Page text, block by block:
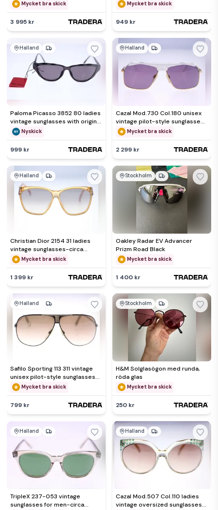
Mycket bra skick
3 995 kr
Mycket bra skick
949 kr
Halland
Paloma Picasso 3852 80 ladies
vintage sunglasses with original
soft case-1980s
Nyskick
999 kr
Halland
Cazal Mod.730 Col.180 unisex
vintage pilot-style sunglasses-
circa 1980s-38g
Mycket bra skick
2 299 kr
Halland
Christian Dior 2154 31 ladies
vintage sunglasses-circa
1980s-Made in Germany-26g
Mycket bra skick
1 399 kr
Stockholm
Oakley Radar EV Advancer
Prizm Road Black
Mycket bra skick
1 400 kr
Halland
Safilo Sporting 113 311 vintage
unisex pilot-style sunglasses-
circa 1980s-32g
Mycket bra skick
799 kr
Stockholm
H&M Solglasögon med runda,
röda glas
Mycket bra skick
250 kr
Halland
TripleX 237-053 vintage
sunglasses for men-circa
Halland
Cazal Mod.507 Col.110 ladies
vintage oversized sunglasses